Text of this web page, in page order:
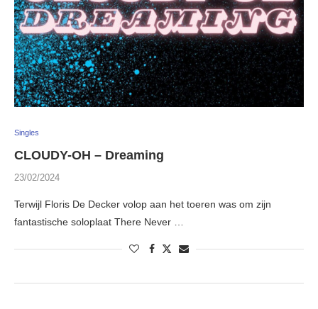
Singles
CLOUDY-OH – Dreaming
23/02/2024
Terwijl Floris De Decker volop aan het toeren was om zijn
fantastische soloplaat There Never …